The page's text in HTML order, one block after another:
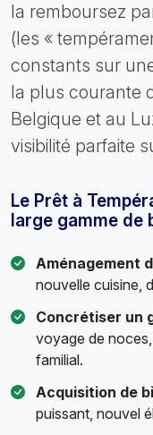
la remboursez
(les «
constants sur
la plus courante
Belgique et au
visibilité parfaite
Le Prêt à
large gamme de
Aménagement
nouvelle cuisine,
Concrétiser un
voyage de
familial.
Acquisition de
puissant, nouvel